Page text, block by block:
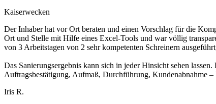
Kaiserwecken
Der Inhaber hat vor Ort beraten und einen Vorschlag für die
Ort und Stelle mit Hilfe eines Excel-Tools und war völlig
von 3 Arbeitstagen von 2 sehr kompetenten Schreinern
Das Sanierungsergebnis kann sich in jeder Hinsicht sehen
Auftragsbestätigung, Aufmaß, Durchführung, Kundenabnahme
Iris R.